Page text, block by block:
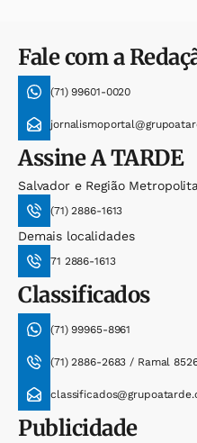
Fale com a
(71) 99601-0020
AssineA TARDE
Salvador e Região
(71) 2886-1613
Demais localidades
71 2886-1613
Classificados
(71) 99965-8961
(71) 2886-2683 / Ramal
Publicidade